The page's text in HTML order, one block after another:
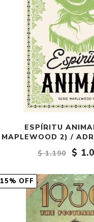
ESPÍRITU
MAPLEWOOD 2) /
$ 1.190
$
15% OFF